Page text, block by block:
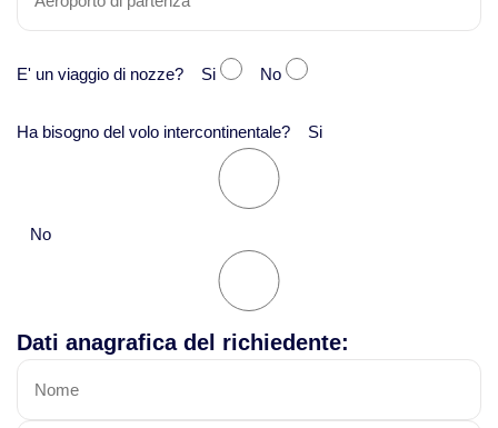
E' un viaggio di nozze? Si No
Ha bisogno del volo intercontinentale? Si
No
Dati anagrafica del richiedente: